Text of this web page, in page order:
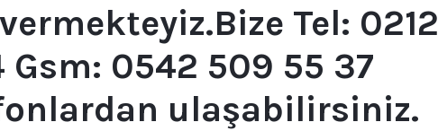
Tel: 0212
Gsm: 0542 509 55 37
ulaşabilirsiniz.